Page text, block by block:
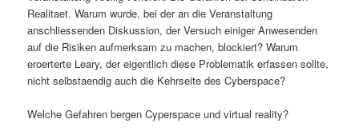
Realitaet. Warum wurde, bei der an die Veranstaltung
anschliessenden Diskussion, der Versuch einiger Anwesenden
auf die Risiken aufmerksam zu machen, blockiert? Warum
eroerterte Leary, der eigentlich diese Problematik erfassen sollte,
nicht selbstaendig auch die Kehrseite des Cyberspace?
Welche Gefahren bergen Cyperspace und virtual reality?